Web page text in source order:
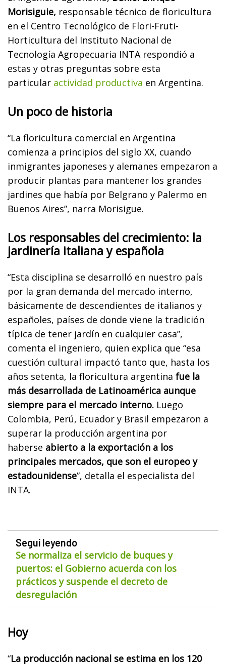
Morisiguie, responsable técnico de floricultura
en el Centro Tecnológico de Flori-Fruti-
Horticultura del Instituto Nacional de
Tecnología Agropecuaria INTA respondió a
estas y otras preguntas sobre esta
particular actividad productiva en Argentina.
Un poco de historia
“La floricultura comercial en Argentina
comienza a principios del siglo XX, cuando
inmigrantes japoneses y alemanes empezaron a
producir plantas para mantener los grandes
jardines que había por Belgrano y Palermo en
Buenos Aires”, narra Morisigue.
Los responsables del crecimiento: la
jardinería italiana y española
“Esta disciplina se desarrolló en nuestro país
por la gran demanda del mercado interno,
básicamente de descendientes de italianos y
españoles, países de donde viene la tradición
típica de tener jardín en cualquier casa”,
comenta el ingeniero, quien explica que “esa
cuestión cultural impactó tanto que, hasta los
años setenta, la floricultura argentina fue la
más desarrollada de Latinoamérica aunque
siempre para el mercado interno. Luego
Colombia, Perú, Ecuador y Brasil empezaron a
superar la producción argentina por
haberse abierto a la exportación a los
principales mercados, que son el europeo y
estadounidense”, detalla el especialista del
INTA.
Seguí leyendo
Se normaliza el servicio de buques y
puertos: el Gobierno acuerda con los
prácticos y suspende el decreto de
desregulación
Hoy
“La producción nacional se estima en los 120